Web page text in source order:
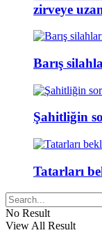
zirveye
Barış
Şahitliğin
Tatarları
No Result
View All Result